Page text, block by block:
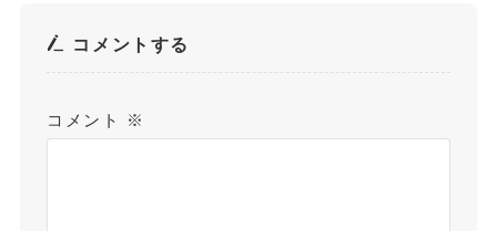
コメントする
コメント ※